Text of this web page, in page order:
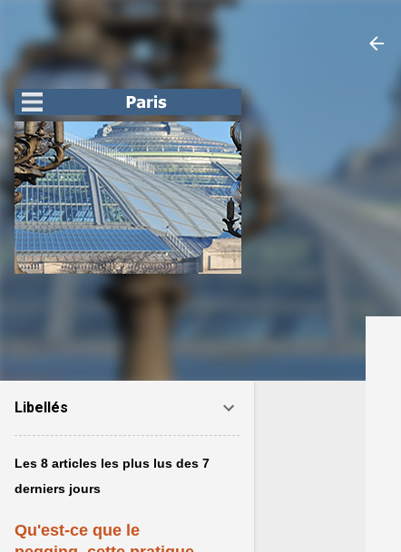
Libellés
Les 8 articles les plus lus des 7
derniers jours
Qu'est-ce que le